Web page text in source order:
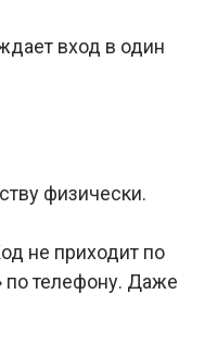
вход в один
физически.
не приходит по
по телефону. Даже